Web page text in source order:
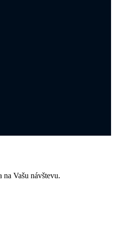
na Vašu návštevu.